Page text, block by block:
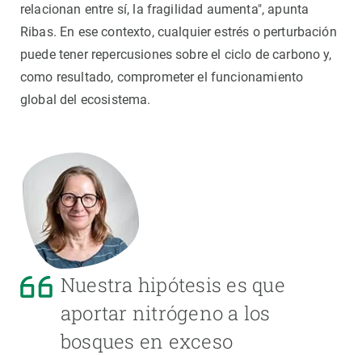
relacionan entre sí, la fragilidad aumenta", apunta
Ribas. En ese contexto, cualquier estrés o perturbación
puede tener repercusiones sobre el ciclo de carbono y,
como resultado, comprometer el funcionamiento
global del ecosistema.
Nuestra hipótesis es que
aportar nitrógeno a los
bosques en exceso